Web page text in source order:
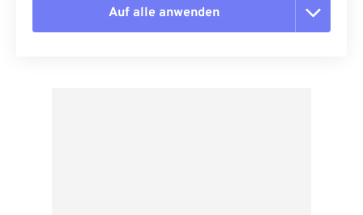
Auf alle anwenden